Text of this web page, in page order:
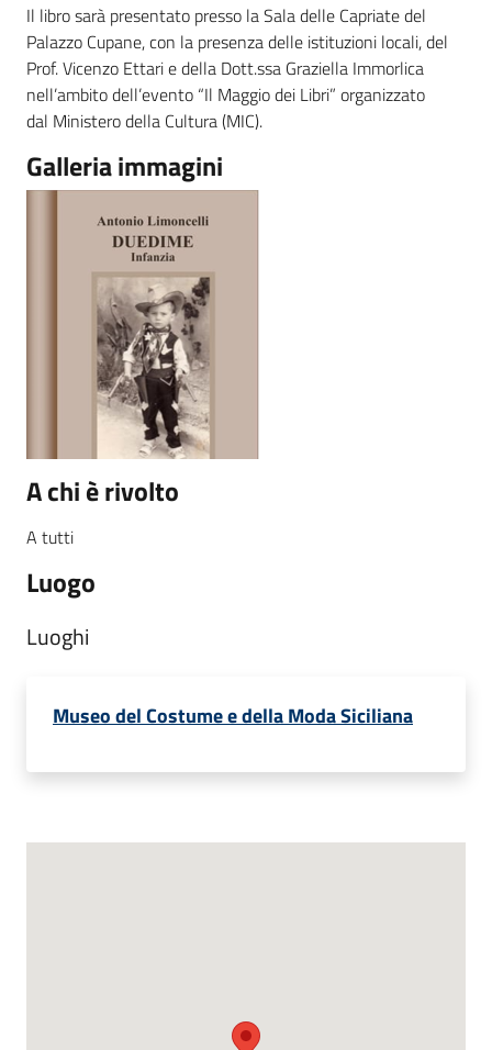
Il libro sarà presentato presso la Sala delle Capriate del
Palazzo Cupane, con la presenza delle istituzioni locali, del
Prof. Vicenzo Ettari e della Dott.ssa Graziella Immorlica
nell’ambito dell’evento “Il Maggio dei Libri” organizzato
dal Ministero della Cultura (MIC).
Galleria immagini
A chi è rivolto
A tutti
Luogo
Luoghi
Museo del Costume e della Moda Siciliana